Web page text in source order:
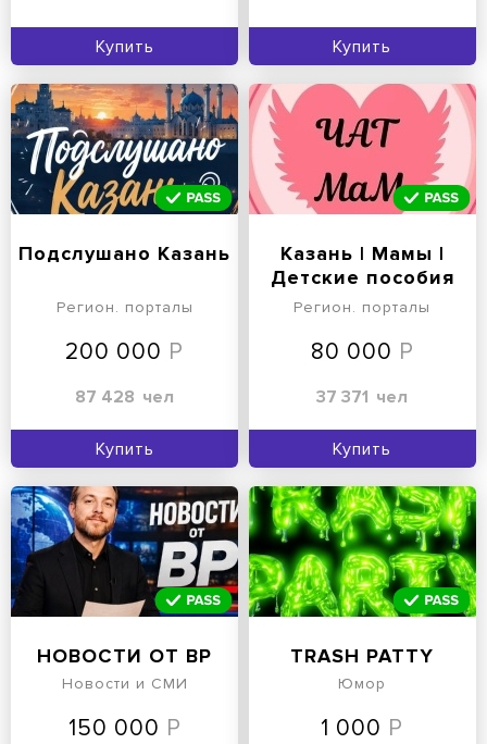
Купить Купить
Подслушано Казань
Регион. порталы
200 000
87 428 чел
Купить
Казань | Мамы |
Детские пособия
Казань | Чат мам
Регион. порталы
80 000
37 371 чел
Купить
НОВОСТИ ОТ ВР
Новости и СМИ
150 000
TRASH PATTY
Юмор
1 000